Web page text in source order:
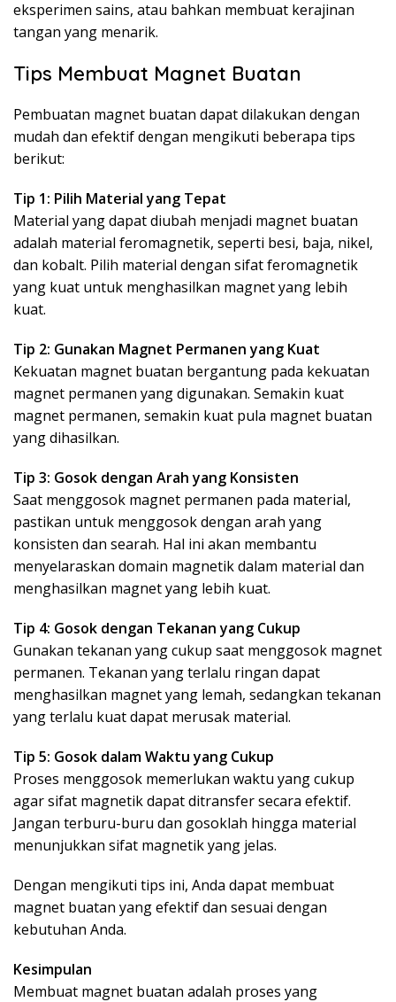
eksperimen sains, atau bahkan membuat kerajinan
tangan yang menarik.
Tips Membuat Magnet Buatan
Pembuatan magnet buatan dapat dilakukan dengan
mudah dan efektif dengan mengikuti beberapa tips
berikut:
Tip 1: Pilih Material yang Tepat
Material yang dapat diubah menjadi magnet buatan
adalah material feromagnetik, seperti besi, baja, nikel,
dan kobalt. Pilih material dengan sifat feromagnetik
yang kuat untuk menghasilkan magnet yang lebih
kuat.
Tip 2: Gunakan Magnet Permanen yang Kuat
Kekuatan magnet buatan bergantung pada kekuatan
magnet permanen yang digunakan. Semakin kuat
magnet permanen, semakin kuat pula magnet buatan
yang dihasilkan.
Tip 3: Gosok dengan Arah yang Konsisten
Saat menggosok magnet permanen pada material,
pastikan untuk menggosok dengan arah yang
konsisten dan searah. Hal ini akan membantu
menyelaraskan domain magnetik dalam material dan
menghasilkan magnet yang lebih kuat.
Tip 4: Gosok dengan Tekanan yang Cukup
Gunakan tekanan yang cukup saat menggosok magnet
permanen. Tekanan yang terlalu ringan dapat
menghasilkan magnet yang lemah, sedangkan tekanan
yang terlalu kuat dapat merusak material.
Tip 5: Gosok dalam Waktu yang Cukup
Proses menggosok memerlukan waktu yang cukup
agar sifat magnetik dapat ditransfer secara efektif.
Jangan terburu-buru dan gosoklah hingga material
menunjukkan sifat magnetik yang jelas.
Dengan mengikuti tips ini, Anda dapat membuat
magnet buatan yang efektif dan sesuai dengan
kebutuhan Anda.
Kesimpulan
Membuat magnet buatan adalah proses yang